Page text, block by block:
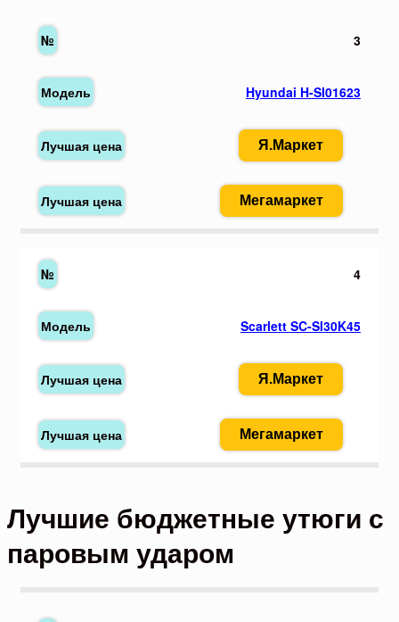
3
Hyundai H-SI01623
Я.Маркет
Мегамаркет
4
Scarlett SC-SI30K45
Я.Маркет
Мегамаркет
Лучшие бюджетные утюги с
паровым ударом